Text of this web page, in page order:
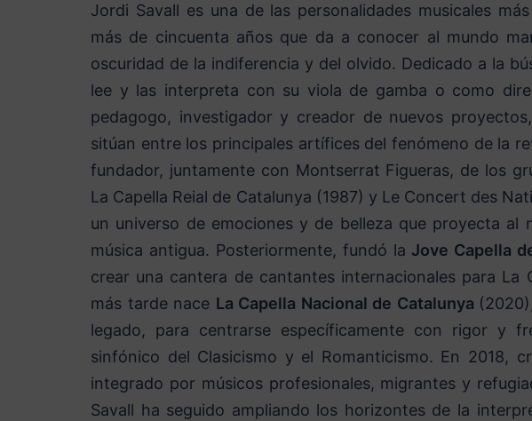
Jordi Savall es una de las personalidades musicales
más de cincuenta años que da a conocer al mundo
oscuridad de la indiferencia y del olvido. Dedicado a la
lee y las interpreta con su viola de gamba o como
pedagogo, investigador y creador de nuevos
sitúan entre los principales artífices del fenómeno de la
fundador, juntamente con Montserrat Figueras, de los
La Capella Reial de Catalunya (1987) y Le Concert des
un universo de emociones y de belleza que proyecta al
música antigua. Posteriormente, fundó la Jove Capella
crear una cantera de cantantes internacionales para La
más tarde nace La Capella Nacional de Catalunya
legado, para centrarse específicamente con rigor y
sinfónico del Clasicismo y el Romanticismo. En 2018,
integrado por músicos profesionales, migrantes y
Savall ha seguido ampliando los horizontes de la